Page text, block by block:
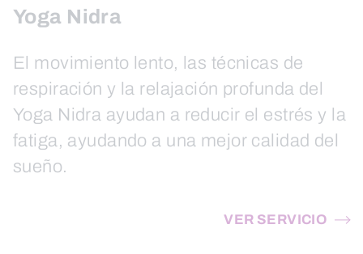
Yoga Nidra
El movimiento lento, las técnicas de
respiración y la relajación profunda del
Yoga Nidra ayudan a reducir el estrés y la
fatiga, ayudando a una mejor calidad del
sueño.
VER SERVICIO